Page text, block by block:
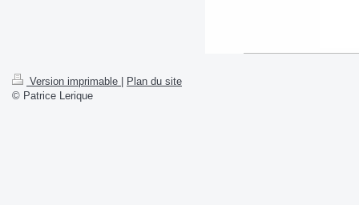
Version imprimable
Plan du site
© Patrice Lerique